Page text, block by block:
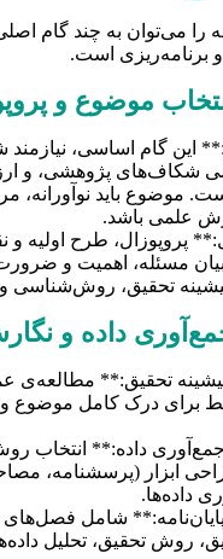
را می‌توان به چند گام
برنامه‌ریزی است.
این گام اساسی، نیازمند
شکاف‌های پژوهشی، و
موضوع باید نوآورانه،
علمی باشد.
پروپوزال، طرح اولیه
مسئله، اهمیت و
تحقیق، روش‌شناسی
تحقیق:** مطالعه‌ی
برای درک کامل موضوع
داده:** انتخاب
ابزار (پرسشنامه،
داده‌ها.
شامل فصل‌های
روش تحقیق، تحلیل